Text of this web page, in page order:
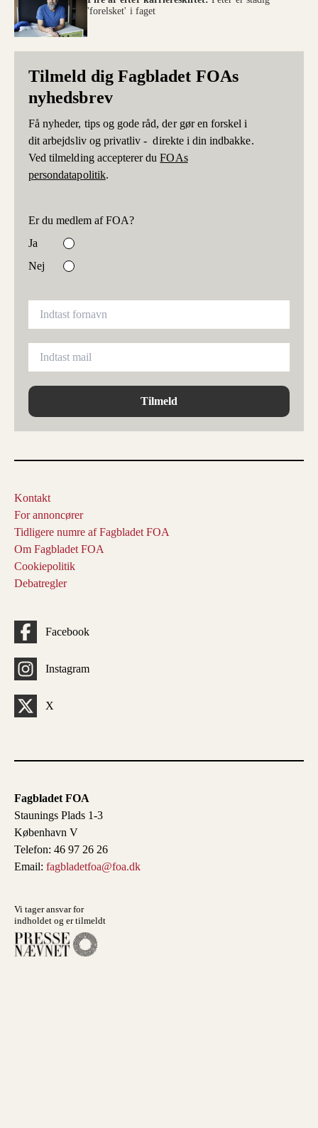
'forelsket' i faget
Tilmeld dig Fagbladet FOAs
nyhedsbrev
Få nyheder, tips og gode råd, der gør en forskel i
dit arbejdsliv og privatliv - direkte i din indbakke.
Ved tilmelding accepterer duFOAs
persondatapolitik.
Er du medlem af FOA?
Ja
Nej
Tilmeld
Fagbladet FOA
Staunings Plads 1-3
København V
Telefon: 46 97 26 26
Email: fagbladetfoa@foa.dk
Vi tager ansvar for
indholdet og er tilmeldt
Kontakt
For annoncører
Tidligere numre af Fagbladet FOA
Om Fagbladet FOA
Cookiepolitik
Debatregler
Facebook
Instagram
X